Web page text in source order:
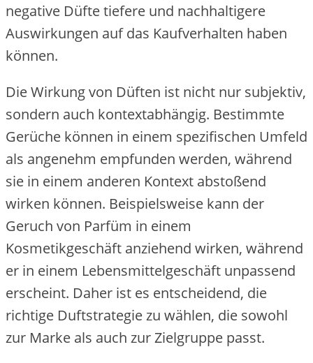
negative Düfte tiefere und nachhaltigere
Auswirkungen auf das Kaufverhalten haben
können.
Die Wirkung von Düften ist nicht nur subjektiv,
sondern auch kontextabhängig. Bestimmte
Gerüche können in einem spezifischen Umfeld
als angenehm empfunden werden, während
sie in einem anderen Kontext abstoßend
wirken können. Beispielsweise kann der
Geruch von Parfüm in einem
Kosmetikgeschäft anziehend wirken, während
er in einem Lebensmittelgeschäft unpassend
erscheint. Daher ist es entscheidend, die
richtige Duftstrategie zu wählen, die sowohl
zur Marke als auch zur Zielgruppe passt.